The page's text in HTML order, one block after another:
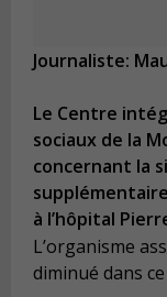
Journaliste:
Le Centre
sociaux de la
concernant la
à l’hôpital
L’organisme
diminué dans